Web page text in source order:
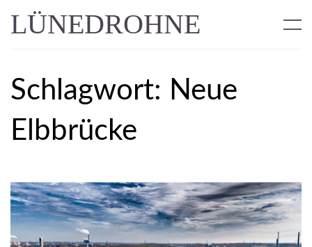
LÜNEDROHNE
Schlagwort: Neue
Elbbrücke